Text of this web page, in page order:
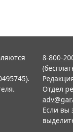
8-800-
Отдел
Если вы